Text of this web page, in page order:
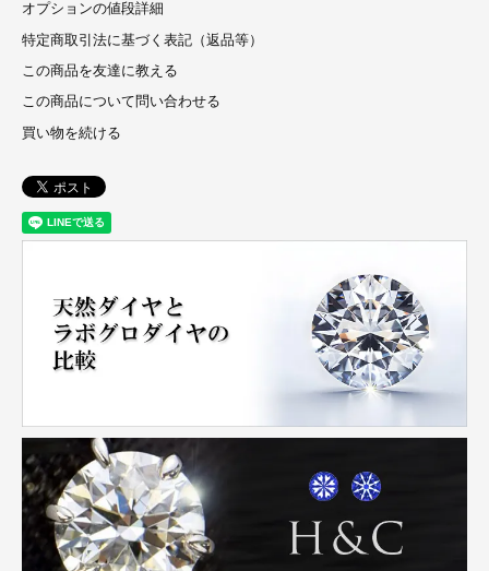
オプションの値段詳細
特定商取引法に基づく表記（返品等）
この商品を友達に教える
この商品について問い合わせる
買い物を続ける